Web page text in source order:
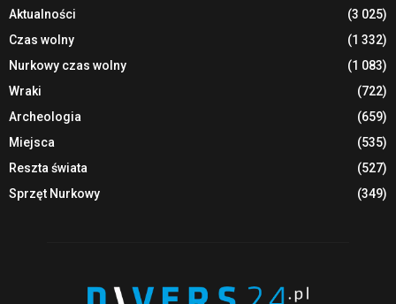
Aktualności
(3 025)
Czas wolny
(1 332)
Nurkowy czas wolny
(1 083)
Wraki
(722)
Archeologia
(659)
Miejsca
(535)
Reszta świata
(527)
Sprzęt Nurkowy
(349)